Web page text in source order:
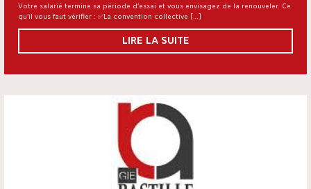
Votre salarié termine sa période d’essai et vous envisagez de la renouveler. Ce
qu’il vous faut vérifier : ✅La convention collective […]
LIRE LA SUITE